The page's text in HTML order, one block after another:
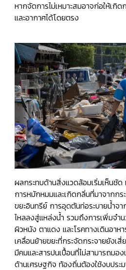
หากจัดการไม่เหมาะสมอาจก่อให้เกิ
และอากาศได้โดยตรง
ผลกระทบด้านสิ่งแวดล้อมเริ่มเห็นชั
การหมักหมมและเกิดกลิ่นที่มาจากก
ขยะอินทรีย์ การอุดตันท่อระบายน้ำจา
ไหลลงสู่แหล่งน้ำ รวมถึงการเพิ่มจำ
ผิวหนัง ตาแดง และโรคทางเดินอาห
เคลื่อนย้ายขยะที่กระจัดกระจายยังเ
มีคมและสารปนเปื้อนที่ไม่สามารถมอง
ด้านเศรษฐกิจ ท้องถิ่นต้องใช้งบประ